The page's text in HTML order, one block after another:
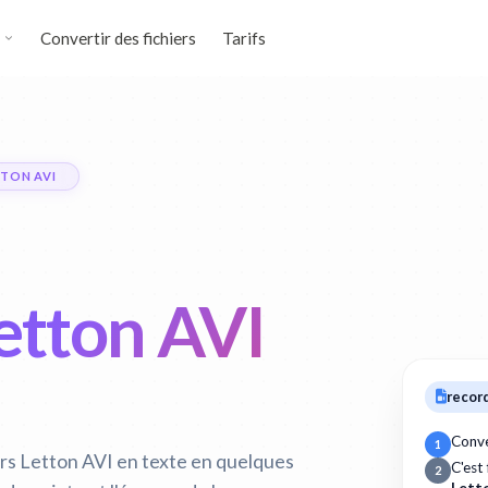
Convertir des fichiers Tarifs
AVI
AVI
Letton AVI en texte en quelques
1
2